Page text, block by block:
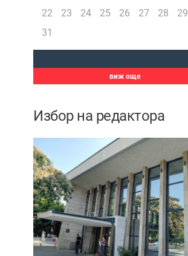
22
23 24 25 26 27 28 29
31
виж още
Избор на редактора